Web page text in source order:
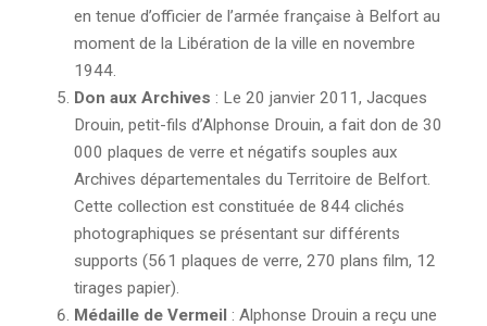
en tenue d’officier de l’armée française à Belfort au
moment de la Libération de la ville en novembre
1944.
Don aux Archives : Le 20 janvier 2011, Jacques
Drouin, petit-fils d’Alphonse Drouin, a fait don de 30
000 plaques de verre et négatifs souples aux
Archives départementales du Territoire de Belfort.
Cette collection est constituée de 844 clichés
photographiques se présentant sur différents
supports (561 plaques de verre, 270 plans film, 12
tirages papier).
Médaille de Vermeil : Alphonse Drouin a reçu une